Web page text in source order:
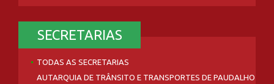
SECRETARIAS
TODAS AS SECRETARIAS
AUTARQUIA DE TRÂNSITO E TRANSPORTES DE PAUDALHO